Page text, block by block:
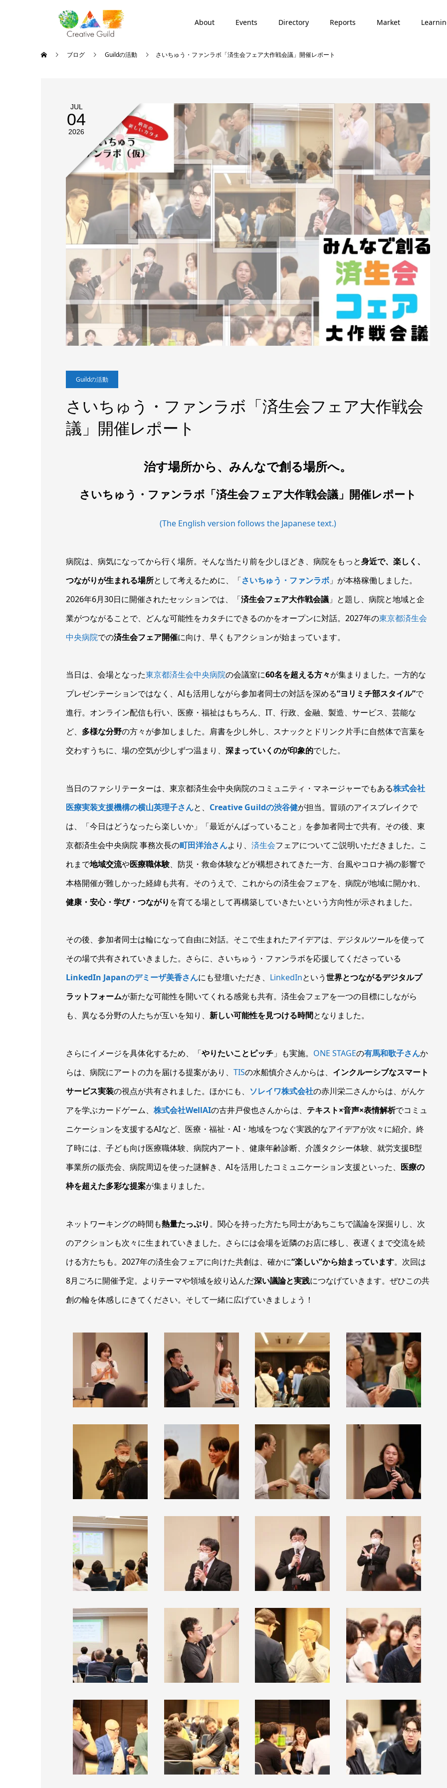
About Events Directory Reports Market
ブログ Guildの活動 さいちゅう・ファンラボ「済生会フェア大作戦会議」開催レポート
JUL
04
2026
Guildの活動
さいちゅう・ファンラボ「済生会フェア大作戦会
議」開催レポート
治す場所から、みんなで創る場所へ。
さいちゅう・ファンラボ「済生会フェア大作戦会議」開催レポート
(The English version follows the Japanese text.)
病院は、病気になってから行く場所。そんな当たり前を少しほどき、病院をもっと身近で、楽しく、
つながりが生まれる場所として考えるために、「さいちゅう・ファンラボ 」が本格稼働しました。
2026年6月30日に開催されたセッションでは、「済生会フェア大作戦会議 」と題し、病院と地域と企
業がつながることで、どんな可能性をカタチにできるのかをオープンに対話。2027年の東京都済生会
中央病院での済生会フェア開催に向け、早くもアクションが始まっています。
当日は、会場となった東京都済生会中央病院の会議室に60名を超える方々が集まりました。一方的な
プレゼンテーションではなく、AIも活用しながら参加者同士の対話を深める“ヨリミチ部スタイル”で
進行。オンライン配信も行い、医療・福祉はもちろん、IT、行政、金融、製造、サービス、芸能な
ど、 多様な分野の方々が参加しました。肩書を少し外し、スナックとドリンク片手に自然体で言葉を
交わすうちに、場の空気が少しずつ温まり、 深まっていくのが印象的でした。
当日のファシリテーターは、東京都済生会中央病院のコミュニティ・マネージャーでもある株式会社
医療実装支援機構の横山英理子さんと、 Creative Guildの渋谷健が担当。冒頭のアイスブレイクで
は、「今日はどうなったら楽しいか」「最近がんばっていること」を参加者同士で共有。その後、東
京都済生会中央病院 事務次長の町田洋治さんより、 済生会フェアについてご説明いただきました。こ
れまで地域交流や医療職体験、防災・救命体験などが構想されてきた一方、台風やコロナ禍の影響で
本格開催が難しかった経緯も共有。そのうえで、これからの済生会フェアを、病院が地域に開かれ、
健康・安心・学び・つながり を育てる場として再構築していきたいという方向性が示されました。
その後、参加者同士は輪になって自由に対話。そこで生まれたアイデアは、デジタルツールを使って
その場で共有されていきました。さらに、さいちゅう・ファンラボを応援してくださっている
LinkedIn Japanのデミーザ美香さんにも登壇いただき、 LinkedInという世界とつながるデジタルプ
ラットフォームが新たな可能性を開いてくれる感覚も共有。済生会フェアを一つの目標にしながら
も、異なる分野の人たちが互いを知り、 新しい可能性を見つける時間となりました。
さらにイメージを具体化するため、「やりたいことピッチ 」も実施。 ONE STAGEの有馬和歌子さんか
らは、病院にアートの力を届ける提案があり、 TISの水船慎介さんからは、 インクルーシブなスマート
サービス実装の視点が共有されました。ほかにも、 ソレイワ株式会社の赤川栄二さんからは、がんケ
アを学ぶカードゲーム、 株式会社WellAIの古井戸俊也さんからは、 テキスト×音声×表情解析でコミュ
ニケーションを支援するAIなど、医療・福祉・AI・地域をつなぐ実践的なアイデアが次々に紹介。終
了時には、子ども向け医療職体験、病院内アート、健康年齢診断、介護タクシー体験、就労支援B型
事業所の販売会、病院周辺を使った謎解き、AIを活用したコミュニケーション支援といった、 医療の
枠を超えた多彩な提案が集まりました。
ネットワーキングの時間も熱量たっぷり。関心を持った方たち同士があちこちで議論を深掘りし、次
のアクションも次々に生まれていきました。さらには会場を近隣のお店に移し、夜遅くまで交流を続
ける方たちも。2027年の済生会フェアに向けた共創は、確かに“楽しい”から始まっています。次回は
8月ごろに開催予定。よりテーマや領域を絞り込んだ深い議論と実践につなげていきます。ぜひこの共
創の輪を体感しにきてください。そして一緒に広げていきましょう！